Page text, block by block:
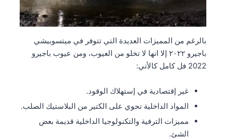
بالرغم من المميزات العديدة التي تتوفر في ميتسوبيشي
باجيرو ٢٠٢٢ إلا انها لا تخلو من العيوب، ومن عيوب باجيرو
2022 فل كامل كالأتي:
غير إقتصادية في إستهلاك الوقود.
المواد الداخلية تحوي على الكتير من البلاستيك الصلب.
مميزات الترفية والتكنولوجيا الداخلية قديمة بعض
الشئ.